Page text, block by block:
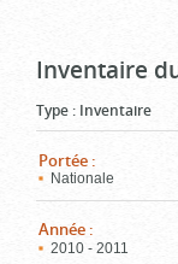
Inventaire
Type : Inventaire
Portée :
Nationale
Année :
2010 - 2011